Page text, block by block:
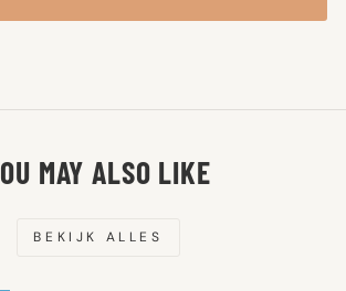
MAY ALSO LIKE
BEKIJK ALLES